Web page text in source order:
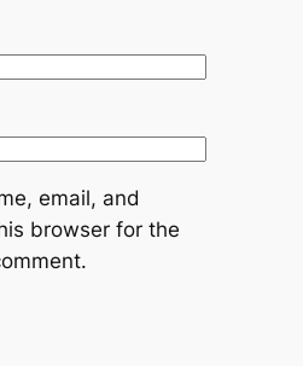
email, and
browser for the